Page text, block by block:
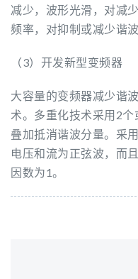
减少，波形光滑，对减
频率，对抑制或减少谐波
（3）开发新型变频器
大容量的变频器减少谐
术。多重化技术采用2
叠加抵消谐波分量。采
电压和流为正弦波，而
因数为1。